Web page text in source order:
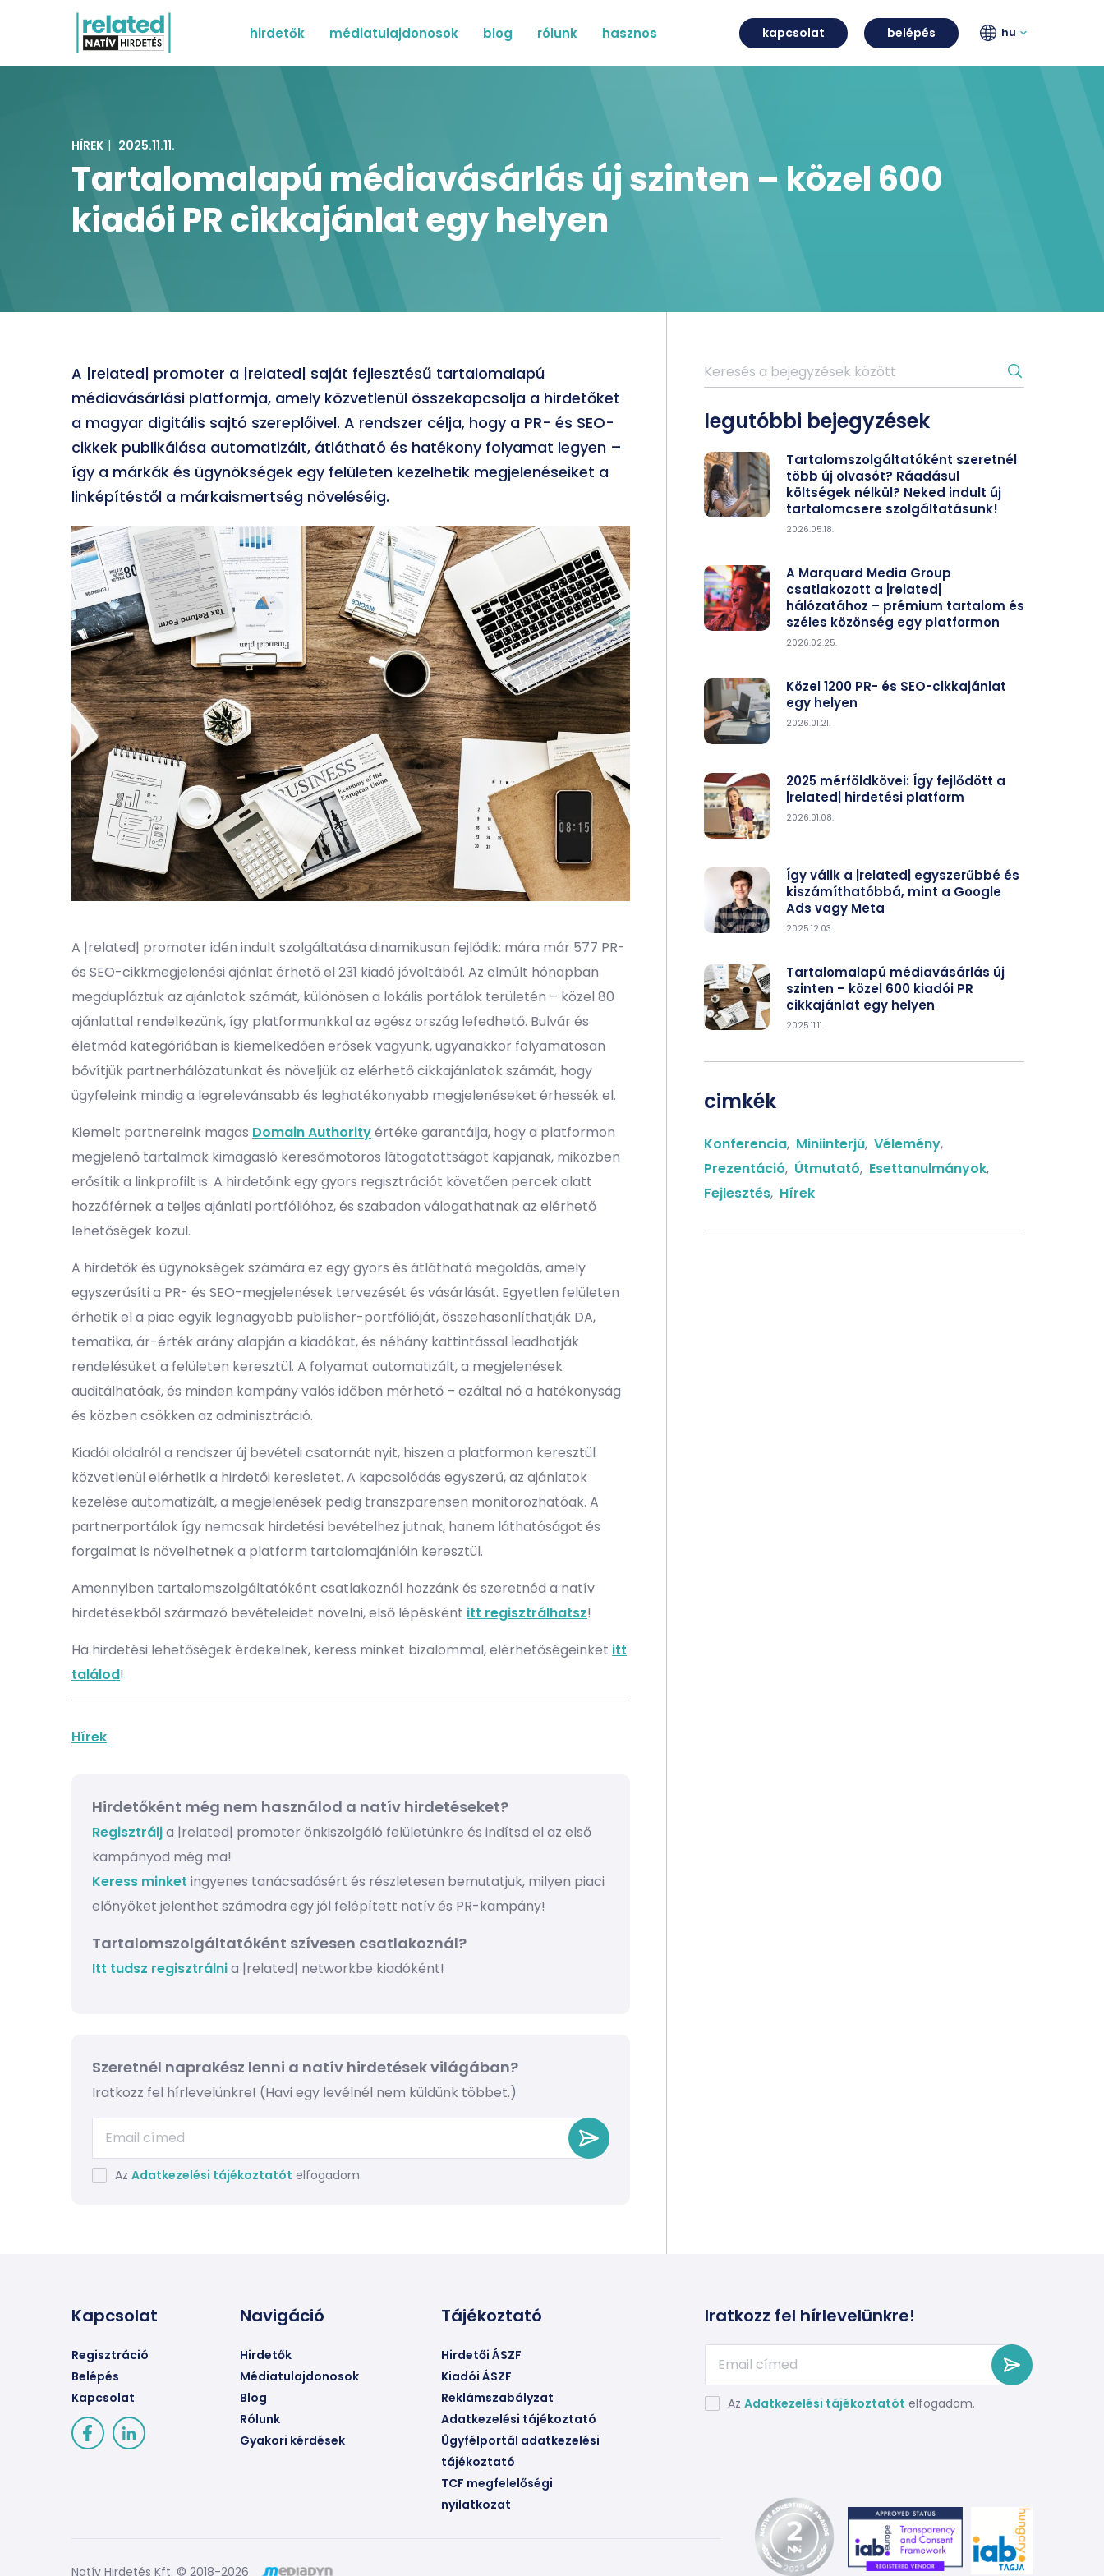
hirdetők médiatulajdonosok blog rólunk hasznos kapcsolat belépés hu
HÍREK | 2025.11.11.
Tartalomalapú médiavásárlás új szinten – közel 600
kiadói PR cikkajánlat egy helyen
A |related| promoter a |related| saját fejlesztésű tartalomalapú
médiavásárlási platformja, amely közvetlenül összekapcsolja a hirdetőket
a magyar digitális sajtó szereplőivel. A rendszer célja, hogy a PR- és SEO-
cikkek publikálása automatizált, átlátható és hatékony folyamat legyen –
így a márkák és ügynökségek egy felületen kezelhetik megjelenéseiket a
linképítéstől a márkaismertség növeléséig.
A |related| promoter idén indult szolgáltatása dinamikusan fejlődik: mára már 577 PR-
és SEO-cikkmegjelenési ajánlat érhető el 231 kiadó jóvoltából. Az elmúlt hónapban
megdupláztuk az ajánlatok számát, különösen a lokális portálok területén – közel 80
ajánlattal rendelkezünk, így platformunkkal az egész ország lefedhető. Bulvár és
életmód kategóriában is kiemelkedően erősek vagyunk, ugyanakkor folyamatosan
bővítjük partnerhálózatunkat és növeljük az elérhető cikkajánlatok számát, hogy
ügyfeleink mindig a legrelevánsabb és leghatékonyabb megjelenéseket érhessék el.
Kiemelt partnereink magas Domain Authorityértéke garantálja, hogy a platformon
megjelenő tartalmak kimagasló keresőmotoros látogatottságot kapjanak, miközben
erősítik a linkprofilt is. A hirdetőink egy gyors regisztrációt követően percek alatt
hozzáférnek a teljes ajánlati portfólióhoz, és szabadon válogathatnak az elérhető
lehetőségek közül.
A hirdetők és ügynökségek számára ez egy gyors és átlátható megoldás, amely
egyszerűsíti a PR- és SEO-megjelenések tervezését és vásárlását. Egyetlen felületen
érhetik el a piac egyik legnagyobb publisher-portfólióját, összehasonlíthatják DA,
tematika, ár-érték arány alapján a kiadókat, és néhány kattintással leadhatják
rendelésüket a felületen keresztül. A folyamat automatizált, a megjelenések
auditálhatóak, és minden kampány valós időben mérhető – ezáltal nő a hatékonyság
és közben csökken az adminisztráció.
Kiadói oldalról a rendszer új bevételi csatornát nyit, hiszen a platformon keresztül
közvetlenül elérhetik a hirdetői keresletet. A kapcsolódás egyszerű, az ajánlatok
kezelése automatizált, a megjelenések pedig transzparensen monitorozhatóak. A
partnerportálok így nemcsak hirdetési bevételhez jutnak, hanem láthatóságot és
forgalmat is növelhetnek a platform tartalomajánlóin keresztül.
Amennyiben tartalomszolgáltatóként csatlakoznál hozzánk és szeretnéd a natív
hirdetésekből származó bevételeidet növelni, első lépésként itt regisztrálhatsz!
Ha hirdetési lehetőségek érdekelnek, keress minket bizalommal, elérhetőségeinket itt
találod!
Hírek
Hirdetőként még nem használod a natív hirdetéseket?
Regisztrálja |related| promoter önkiszolgáló felületünkre és indítsd el az első
kampányod még ma!
Keress minket ingyenes tanácsadásért és részletesen bemutatjuk, milyen piaci
előnyöket jelenthet számodra egy jól felépített natív és PR-kampány!
Tartalomszolgáltatóként szívesen csatlakoznál?
Itt tudsz regisztrálnia |related| networkbe kiadóként!
Szeretnél naprakész lenni a natív hirdetések világában?
Iratkozz fel hírlevelünkre! (Havi egy levélnél nem küldünk többet.)
Az Adatkezelési tájékoztatót elfogadom.
legutóbbi bejegyzések
Tartalomszolgáltatóként szeretnél
több új olvasót? Ráadásul
költségek nélkül? Neked indult új
tartalomcsere szolgáltatásunk!
2026.05.18.
A Marquard Media Group
csatlakozott a |related|
hálózatához – prémium tartalom és
széles közönség egy platformon
2026.02.25.
Közel 1200 PR- és SEO-cikkajánlat
egy helyen
2026.01.21.
2025 mérföldkövei: Így fejlődött a
|related| hirdetési platform
2026.01.08.
Így válik a |related| egyszerűbbé és
kiszámíthatóbbá, mint a Google
Ads vagy Meta
2025.12.03.
Tartalomalapú médiavásárlás új
szinten – közel 600 kiadói PR
cikkajánlat egy helyen
2025.11.11.
cimkék
Konferencia, Miniinterjú, Vélemény,
Prezentáció, Útmutató, Esettanulmányok,
Fejlesztés, Hírek
Kapcsolat
Regisztráció
Belépés
Kapcsolat
Navigáció
Hirdetők
Médiatulajdonosok
Blog
Rólunk
Gyakori kérdések
Tájékoztató
Hirdetői ÁSZF
Kiadói ÁSZF
Reklámszabályzat
Adatkezelési tájékoztató
Ügyfélportál adatkezelési
tájékoztató
TCF megfelelőségi
nyilatkozat
Iratkozz fel hírlevelünkre!
Az Adatkezelési tájékoztatót elfogadom.
Natív Hirdetés Kft. © 2018-2026